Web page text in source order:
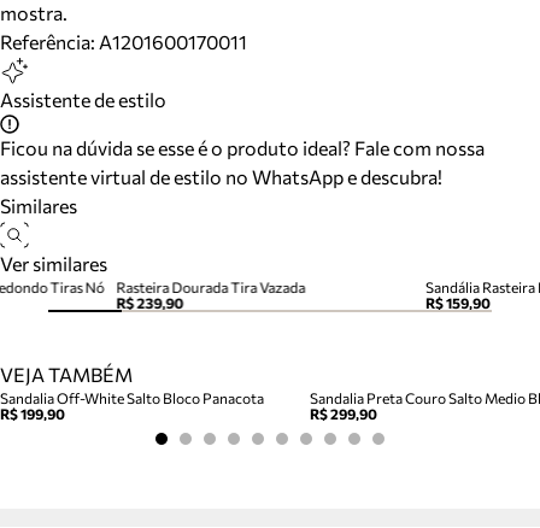
mostra.
Referência: A1201600170011
Assistente de estilo
Ficou na dúvida se esse é o produto ideal? Fale com nossa
assistente virtual de estilo no WhatsApp e descubra!
Similares
Ver similares
Rasteira Dourada Tira Vazada
R$ 239,90
Sandália
R$ 159,90
Tiras Nó
VEJA TAMBÉM
Sandalia Off-White Salto Bloco Panacota
R$ 199,90
Sandalia Preta Couro Salto Medio
R$ 299,90